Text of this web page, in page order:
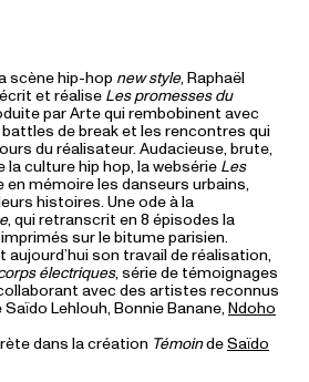
scène hip-hop new style, Raphaël
et réalise Les promesses du
par Arte qui rembobinent avec
de break et les rencontres qui
du réalisateur. Audacieuse, brute,
la culture hip hop, la websérie Les
mémoire les danseurs urbains,
histoires. Une ode à la
, qui retranscrit en 8 épisodes la
sur le bitume parisien.
son travail de réalisation,
électriques, série de témoignages
avec des artistes reconnus
Lehlouh, Bonnie Banane, Ndoho
dans la création TémoindeSaïdo